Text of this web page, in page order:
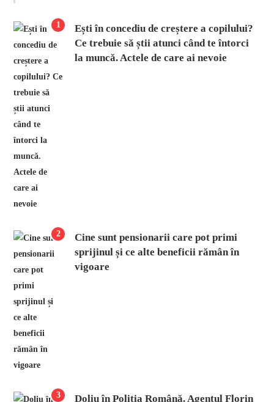
1
Ești în concediu de creștere a copilului?
Ce trebuie să știi atunci când te întorci
la muncă. Actele de care ai nevoie
2
Cine sunt pensionarii care pot primi
sprijinul și ce alte beneficii rămân în
vigoare
3
Doliu în Poliția Română. Agentul Florin